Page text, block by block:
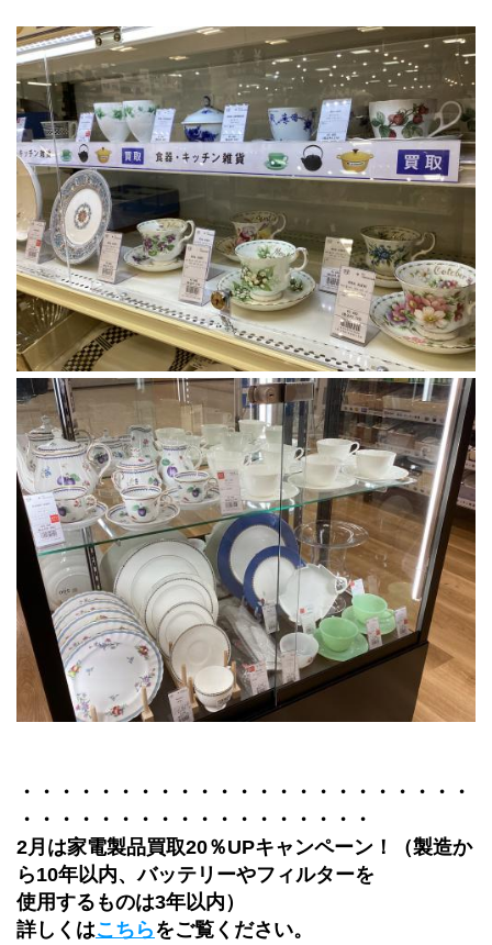
・・・・・・・・・・・・・・・・・・・・・・・
・・・・・・・・・・・・・・・・・・
2月は家電製品買取20％UPキャンペーン！（製造か
ら10年以内、バッテリーやフィルターを
使用するものは3年以内）
詳しくはこちらをご覧ください。